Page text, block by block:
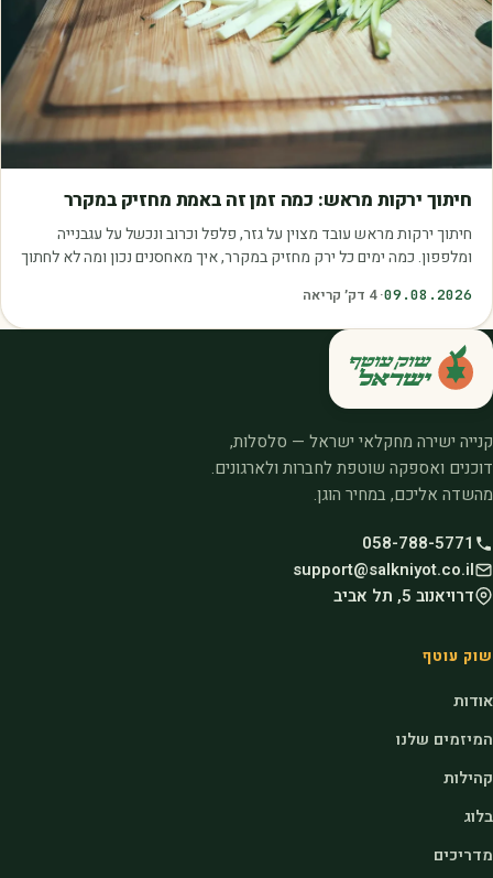
חיתוך ירקות מראש: כמה זמן זה באמת מחזיק במקרר
חיתוך ירקות מראש עובד מצוין על גזר, פלפל וכרוב ונכשל על עגבנייה
ומלפפון. כמה ימים כל ירק מחזיק במקרר, איך מאחסנים נכון ומה לא לחתוך
09.08.2026
·
4 דק׳ קריאה
קנייה ישירה מחקלאי ישראל — סלסלות,
דוכנים ואספקה שוטפת לחברות ולארגונים.
מהשדה אליכם, במחיר הוגן.
058-788-5771
support@salkniyot.co.il
דרויאנוב 5, תל אביב
שוק עוטף
אודות
המיזמים שלנו
קהילות
בלוג
מדריכים